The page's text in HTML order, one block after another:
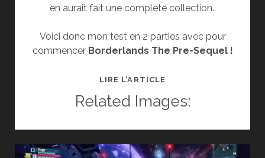
en aurait fait une complete collection..
Voici donc mon test en 2 parties avec pour
commencer Borderlands The Pre-Sequel !
LIRE L’ARTICLETEST
THE
–
Related Images: